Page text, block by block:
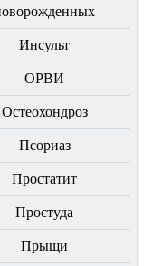
Инсульт
ОРВИ
Остеохондроз
Пcориаз
Простатит
Простуда
Прыщи